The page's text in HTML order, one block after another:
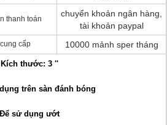
thanh toán
chuyển khoản ngân hàng,
tài khoản paypal
cấp 10000 mảnh sper tháng
Kích thước: 3 ''
trên sàn đánh bóng
Để sử dụng ướt